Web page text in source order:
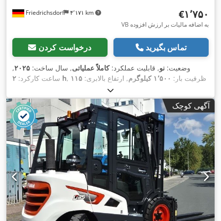
Friedrichsdorf ۴٬۱۷۱ km ‎€۱٬۷۵۰
VB به اضافه مالیات بر ارزش افزوده
درخواست کردن تماس بگیرید
وضعیت: نو, قابلیت عملکرد:کاملاً عملیاتی, سال ساخت: ۲۰۲۵,
ساعت کارکرد: ۲ h , ظرفیت بار: ۱٬۵۰۰ کیلوگرم , ارتفاع بالابری: ۱۱۵
, ارتفاع سازه:
شاخک‌ها:۱٬۱۵۰ میلی‌متر , وزن خالی:۱۲۳ کیلوگرم , طول کل:۱٬۵۳۰
میلی‌متر, نوع سیستم انتقال قدرت:Elektro , عرض ساخت: ۵۴۰
میلی‌متر,
آگهی کوچک